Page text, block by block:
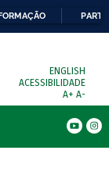
ENGLISH
ACESSIBILIDADE
A+ A-